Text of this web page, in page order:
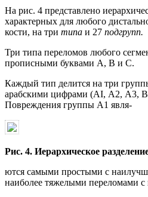
На рис. 4 представлено
характерных для любого
кости, на три типа и 27 подгрупп.
Три типа переломов любого
прописными буквами А, В и С.
Каждый тип делится на три
арабскими цифрами (ΑΙ, А2, A3,
Повреждения группы А1 явля-
Рис. 4. Иерархическое
ются самыми простыми с
наиболее тяжелыми переломами